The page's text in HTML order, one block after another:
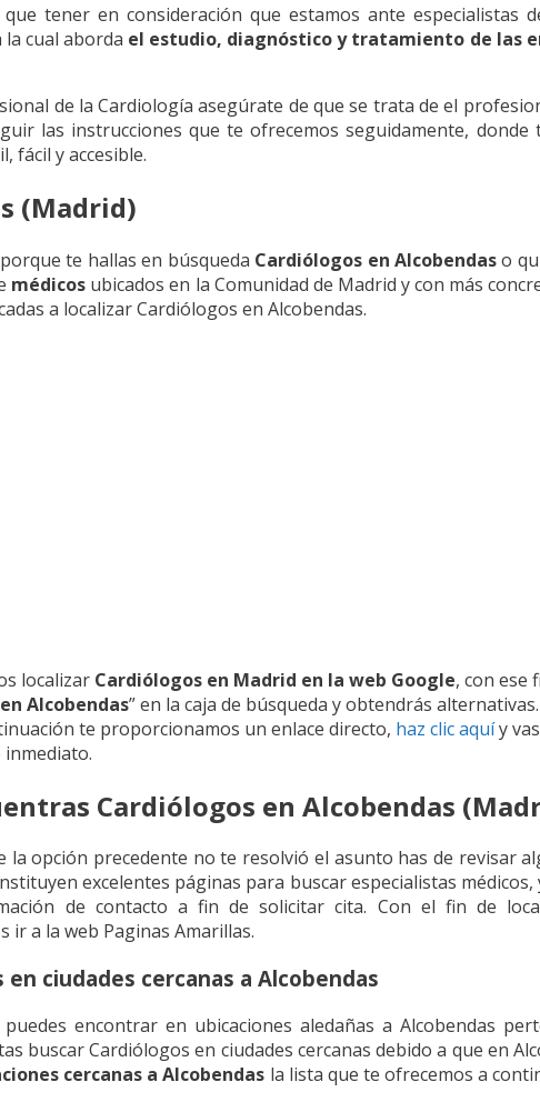
tener en consideración que estamos ante especialistas
la cual aborda el estudio, diagnóstico y tratamiento de las
de la Cardiología asegúrate de que se trata de el
las instrucciones que te ofrecemos seguidamente, donde
fácil y accesible.
(Madrid)
te hallas en búsqueda Cardiólogos en Alcobendaso
médicos ubicados en la Comunidad de Madrid y con más
a localizar Cardiólogos en Alcobendas.
localizar Cardiólogos en Madrid en la web Google, con ese
Alcobendas” en la caja de búsqueda y obtendrás
te proporcionamos un enlace directo, haz clic aquíy
inmediato.
Cardiólogos en Alcobendas
la opción precedente no te resolvió el asunto has de revisar
excelentes páginas para buscar especialistas
de contacto a fin de solicitar cita. Con el fin de
ir a la web Paginas Amarillas.
en ciudades cercanas a Alcobendas
encontrar en ubicaciones aledañas a Alcobendas
buscar Cardiólogos en ciudades cercanas debido a que en
cercanas a Alcobendas la lista que te ofrecemos a